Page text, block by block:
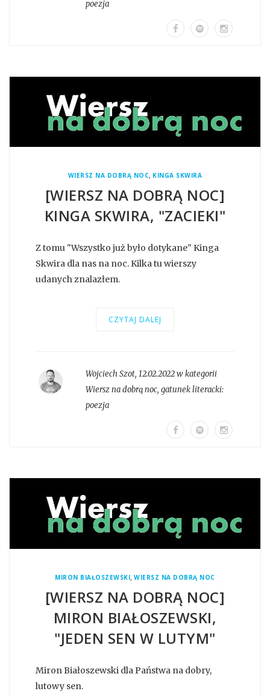
poezja
WIERSZ NA DOBRĄ NOC, KINGA SKWIRA
[WIERSZ NA DOBRĄ NOC]
KINGA SKWIRA, "ZACIEKI"
Z tomu "Wszystko już było dotykane" Kinga
Skwira dla nas na noc. Kilka tu wierszy
udanych znalazłem.
CZYTAJ DALEJ
Wojciech Szot, 12.02.2022 w kategorii
Wiersz na dobrą noc, gatunek literacki:
poezja
MIRON BIAŁOSZEWSKI,WIERSZ NA DOBRĄ NOC
[WIERSZ NA DOBRĄ NOC]
MIRON BIAŁOSZEWSKI,
"JEDEN SEN W LUTYM"
Miron Białoszewski dla Państwa na dobry,
lutowy sen.